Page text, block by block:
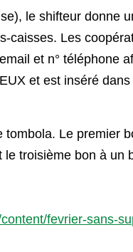
le shifteur donne
caisses. Les
et n° téléphone
et est inséré dans
Le premier
troisième bon à un
fevrier-sans-